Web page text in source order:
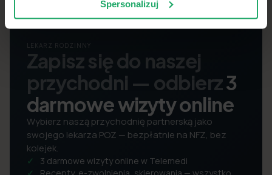
Spersonalizuj
LEKARZ RODZINNY
Zapisz się do naszej
przychodni — odbierz3
darmowe wizyty online
Wybierz naszą przychodnię partnerską jako
swojego lekarza POZ — bezpłatnie na NFZ, bez
kolejek.
3 darmowe wizyty online w Telemedi